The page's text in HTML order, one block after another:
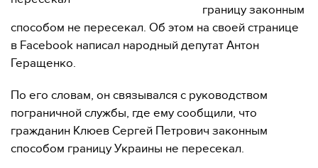
границу законным
способом не пересекал. Об этом на своей странице
в Facebook написал народный депутат Антон
Геращенко.
По его словам, он связывался с руководством
пограничной службы, где ему сообщили, что
гражданин Клюев Сергей Петрович законным
способом границу Украины не пересекал.